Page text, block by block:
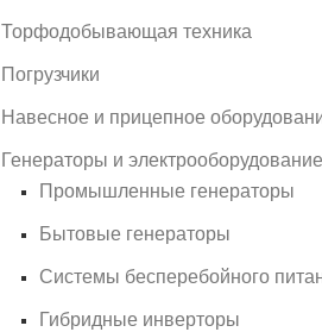
Торфодобывающая техника
Погрузчики
Навесное и прицепное
Генераторы и электрооборудование
Промышленные генераторы
Бытовые генераторы
Системы бесперебойного
Гибридные инверторы